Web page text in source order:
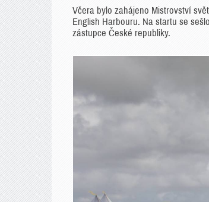
Včera bylo zahájeno Mistrovství
English Harbouru. Na startu se
zástupce České republiky.